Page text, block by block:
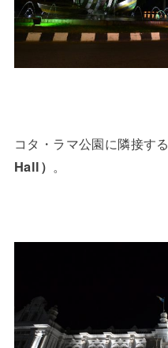
コタ・ラマ公園に隣接する
Hall） 。